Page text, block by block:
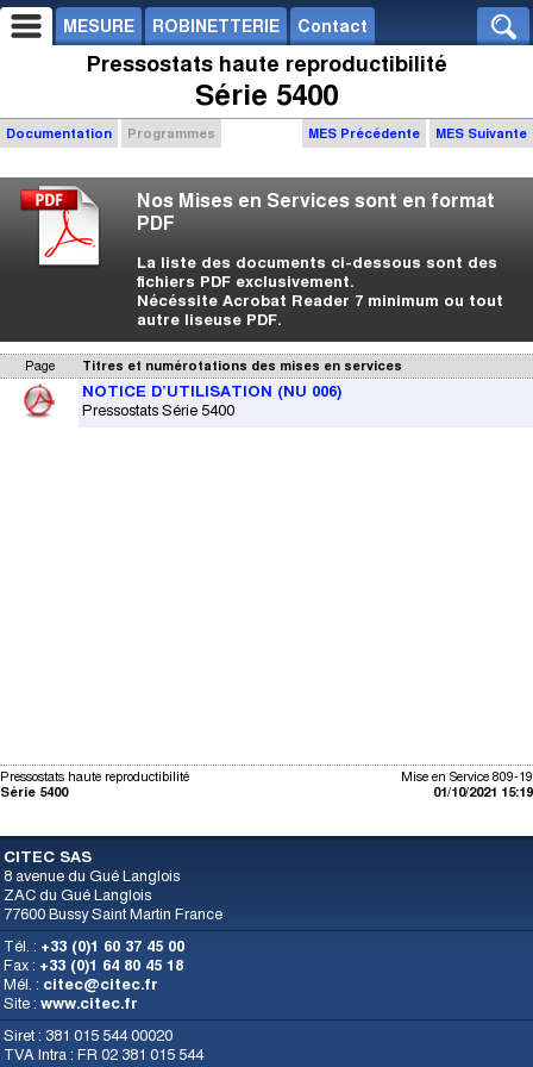
MESURE ROBINETTERIE Contact
Pressostats haute reproductibilité
Série 5400
MES Précédente MES Suivante
Documentation Programmes
Nos Mises en Services sont en format
PDF
La liste des documents ci-dessous sont des
fichiers PDF exclusivement.
Nécéssite Acrobat Reader 7 minimum ou tout
autre liseuse PDF.
Page Titres et numérotations des mises en services
NOTICE D’UTILISATION (NU 006)
Pressostats Série 5400
Mise en Service 809-19
01/10/2021 15:19
Pressostats haute reproductibilité
Série 5400
CITEC SAS
8 avenue du Gué Langlois
ZAC du Gué Langlois
77600 Bussy Saint Martin France
Tél. : +33 (0)1 60 37 45 00
Fax : +33 (0)1 64 80 45 18
Mél. : citec@citec.fr
Site : www.citec.fr
Siret : 381 015 544 00020
TVA Intra : FR 02 381 015 544